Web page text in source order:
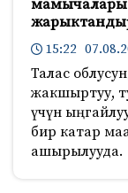
мамычалары
15:22
Талас
жакшыртуу,
үчүн
бир катар
ашырылууда.